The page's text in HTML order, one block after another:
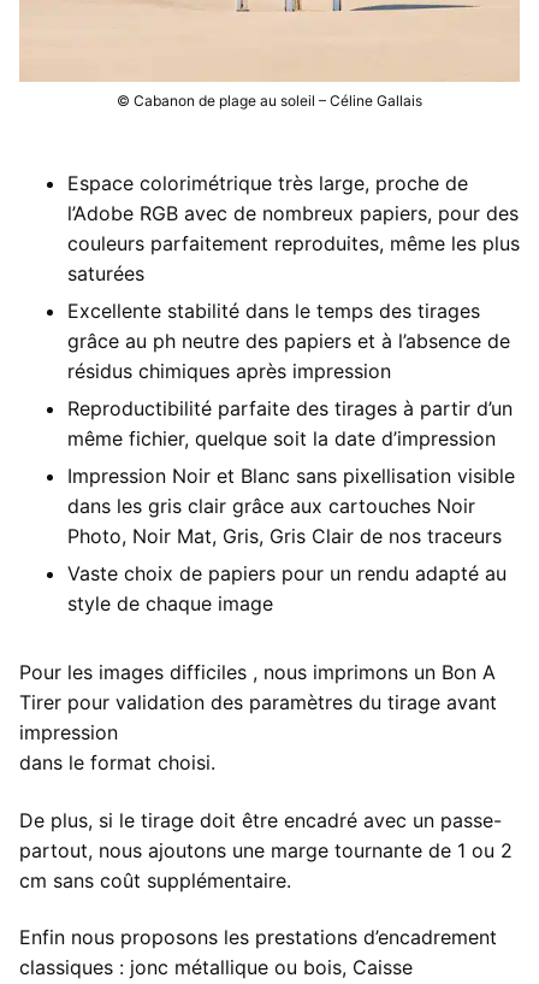
© Cabanon de plage au soleil – Céline Gallais
Espace colorimétrique très large, proche de
l’Adobe RGB avec de nombreux papiers, pour des
couleurs parfaitement reproduites, même les plus
saturées
Excellente stabilité dans le temps des tirages
grâce au ph neutre des papiers et à l’absence de
résidus chimiques après impression
Reproductibilité parfaite des tirages à partir d’un
même fichier, quelque soit la date d’impression
Impression Noir et Blanc sans pixellisation visible
dans les gris clair grâce aux cartouches Noir
Photo, Noir Mat, Gris, Gris Clair de nos traceurs
Vaste choix de papiers pour un rendu adapté au
style de chaque image
Pour les images difficiles , nous imprimons un Bon A
Tirer pour validation des paramètres du tirage avant
impression
dans le format choisi.
De plus, si le tirage doit être encadré avec un passe-
partout, nous ajoutons une marge tournante de 1 ou 2
cm sans coût supplémentaire.
Enfin nous proposons les prestations d’encadrement
classiques : jonc métallique ou bois, Caisse